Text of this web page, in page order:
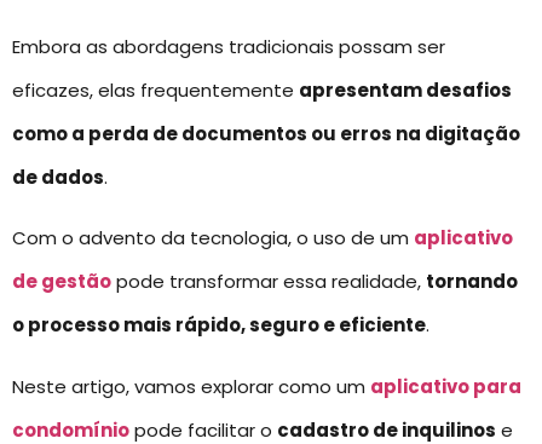
Embora as abordagens tradicionais possam ser
eficazes, elas frequentemente apresentam desafios
como a perda de documentos ou erros na digitação
de dados.
Com o advento da tecnologia, o uso de um aplicativo
de gestãopode transformar essa realidade, tornando
o processo mais rápido, seguro e eficiente.
Neste artigo, vamos explorar como um aplicativo para
condomíniopode facilitar o cadastro de inquilinos e